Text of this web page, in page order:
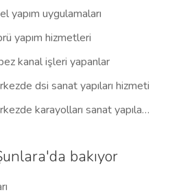
yapım uygulamaları
yapım hizmetleri
kanal işleri yapanlar
dsi sanat yapıları hizmeti
karayolları sanat yapıları hizmetleri
bakıyor